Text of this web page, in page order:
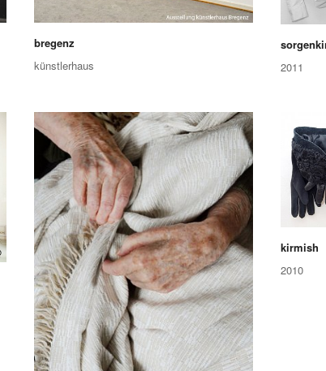
bregenz
künstlerhaus
2011
kirmish
2010